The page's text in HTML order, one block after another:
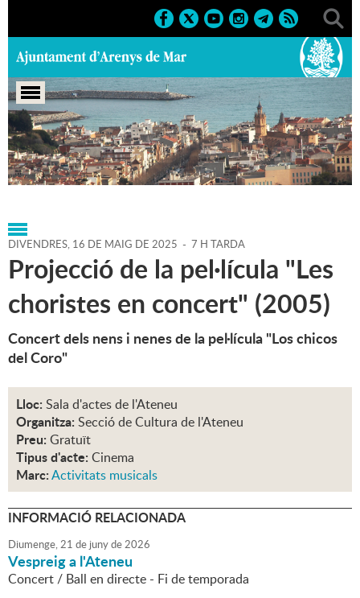
Portada > Agenda > 16-05-
2025 > Marcs > Culturals > 2025 > Activitats musicals
DIVENDRES, 16 DE MAIG DE 2025 - 7 H TARDA
Projecció de la pel·lícula "Les
choristes en concert" (2005)
Concert dels nens i nenes de la pel·lícula "Los chicos
del Coro"
Lloc: Sala d'actes de l'Ateneu
Organitza: Secció de Cultura de l'Ateneu
Preu: Gratuït
Tipus d'acte: Cinema
Marc:Activitats musicals
INFORMACIÓ RELACIONADA
Diumenge,21 de junyde2026
Vespreig a l'Ateneu
Concert / Ball en directe - Fi de temporada